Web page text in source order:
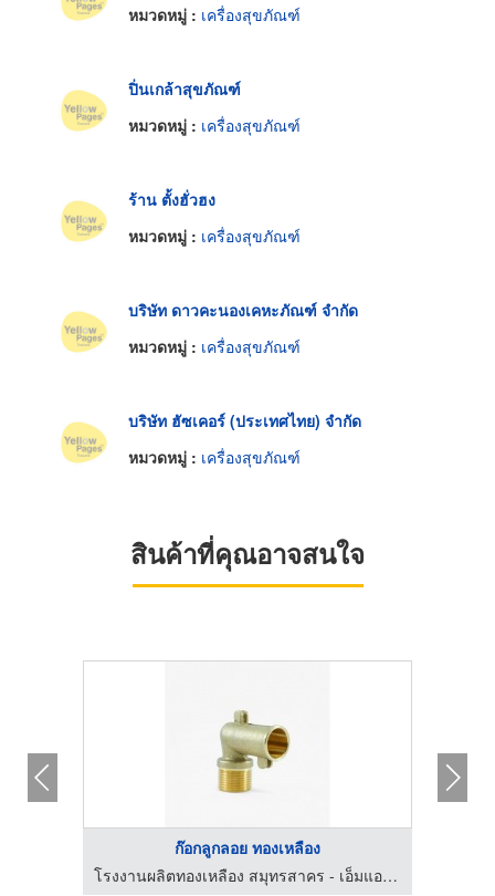
หมวดหมู่ : เครื่องสุขภัณฑ์
ปิ่นเกล้าสุขภัณฑ์
หมวดหมู่ : เครื่องสุขภัณฑ์
ร้าน ตั้งฮั่วฮง
หมวดหมู่ : เครื่องสุขภัณฑ์
บริษัท ดาวคะนองเคหะภัณฑ์ จำกัด
หมวดหมู่ : เครื่องสุขภัณฑ์
บริษัท ฮัซเคอร์ (ประเทศไทย) จำกัด
หมวดหมู่ : เครื่องสุขภัณฑ์
สินค้าที่คุณอาจสนใจ
ก๊อกลูกลอย ทองเหลือง
โรงงานผลิตทองเหลือง สมุทรสาคร - เอ็มแอนด์เอ็ม บราส